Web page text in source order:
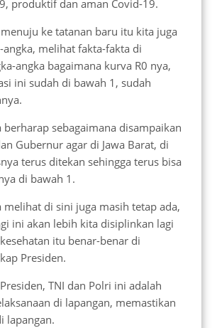
produktif dan aman Covid-19.
ke tatanan baru itu kita juga
melihat fakta-fakta di
angka bagaimana kurva R0 nya,
ini sudah di bawah 1, sudah
berharap sebagaimana disampaikan
Gubernur agar di Jawa Barat, di
terus ditekan sehingga terus bisa
di bawah 1.
melihat di sini juga masih tetap ada,
ini akan lebih kita disiplinkan lagi
itu benar-benar di
Presiden.
TNI dan Polri ini adalah
di lapangan, memastikan
lapangan.